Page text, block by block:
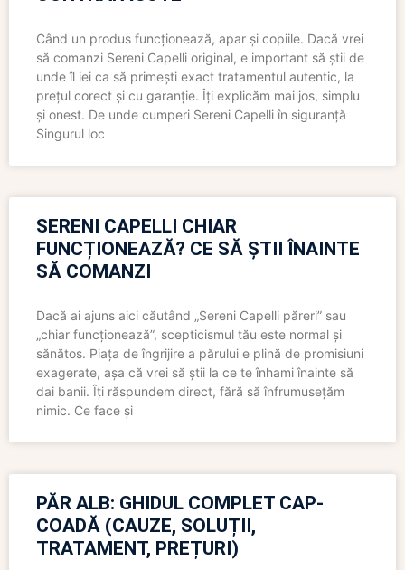
Când un produs funcționează, apar și copiile. Dacă vrei
să comanzi Sereni Capelli original, e important să știi de
unde îl iei ca să primești exact tratamentul autentic, la
prețul corect și cu garanție. Îți explicăm mai jos, simplu
și onest. De unde cumperi Sereni Capelli în siguranță
Singurul loc
SERENI CAPELLI CHIAR
FUNCȚIONEAZĂ? CE SĂ ȘTII ÎNAINTE
SĂ COMANZI
Dacă ai ajuns aici căutând „Sereni Capelli păreri” sau
„chiar funcționează”, scepticismul tău este normal și
sănătos. Piața de îngrijire a părului e plină de promisiuni
exagerate, așa că vrei să știi la ce te înhami înainte să
dai banii. Îți răspundem direct, fără să înfrumusețăm
nimic. Ce face și
PĂR ALB: GHIDUL COMPLET CAP-
COADĂ (CAUZE, SOLUȚII,
TRATAMENT, PREȚURI)